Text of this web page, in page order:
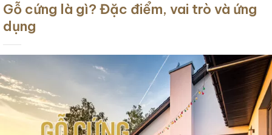
Gỗ cứng là gì? Đặc điểm, vai trò và ứng
dụng